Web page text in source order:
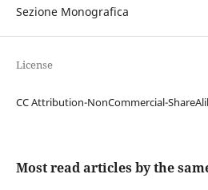
Sezione Monografica
License
CC Attribution-NonCommercial-
Most read articles by the